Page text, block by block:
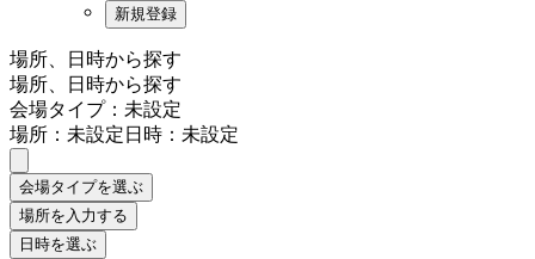
新規登録
場所、日時から探す
場所、日時から探す
会場タイプ：未設定
場所：未設定日時：未設定
会場タイプを選ぶ
場所を入力する
日時を選ぶ